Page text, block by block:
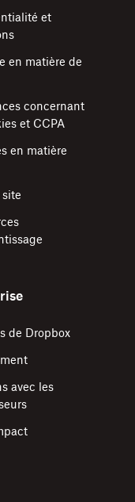
et
en matière de
concernant
et CCPA
en matière
de Dropbox
avec les